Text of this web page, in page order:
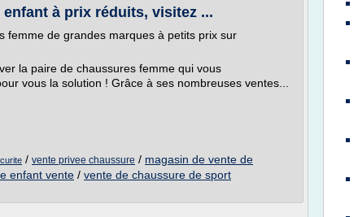
à prix réduits, visitez ...
femme de grandes marques à petits prix sur
la paire de chaussures femme qui vous
vous la solution ! Grâce à ses nombreuses ventes...
/ vente privee chaussure / magasin de vente de
enfant vente / vente de chaussure de sport